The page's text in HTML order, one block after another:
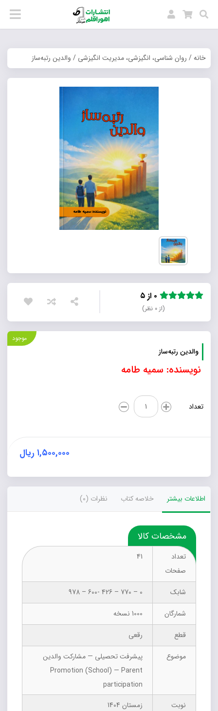
خانه/ روان شناسی، انگیزشی، مدیریت انگیزشی / والدین رتبه‌ساز
(از ۰ نظر)
موجود
والدین رتبه‌ساز
نویسنده: سمیه طامه
تعداد
والدین
رتبه‌ساز
عدد
۱,۵۰۰,۰۰۰ ریال
اطلاعات بیشتر خلاصه کتاب نظرات (0)
مشخصات کالا
تعداد
صفحات
41
شابک
0 – 770 – 426 -600 – 978
شمارگان
1000 نسخه
قطع
رقعی
موضوع
پیشرفت تحصیلی — مشارکت والدین
Promotion (School) — Parent
participation
نوبت
زمستان 1404